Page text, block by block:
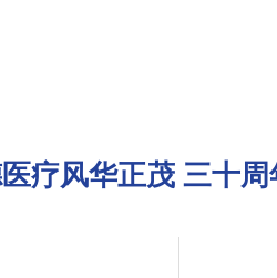
疗风华正茂 三十